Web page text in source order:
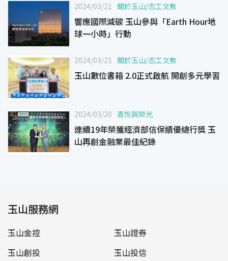
2024/03/21 關於玉山/志工文教
響應國際減碳 玉山參與「Earth Hour地
球一小時」行動
2024/03/21 關於玉山/志工文教
玉山數位書箱 2.0正式啟航 開創多元學習
2024/03/20 喜悅與榮光
連續19年榮獲經濟部信保績優總行獎 玉
山再創金融業最佳紀錄
玉山服務網
玉山金控
玉山證券
玉山創投
玉山投信